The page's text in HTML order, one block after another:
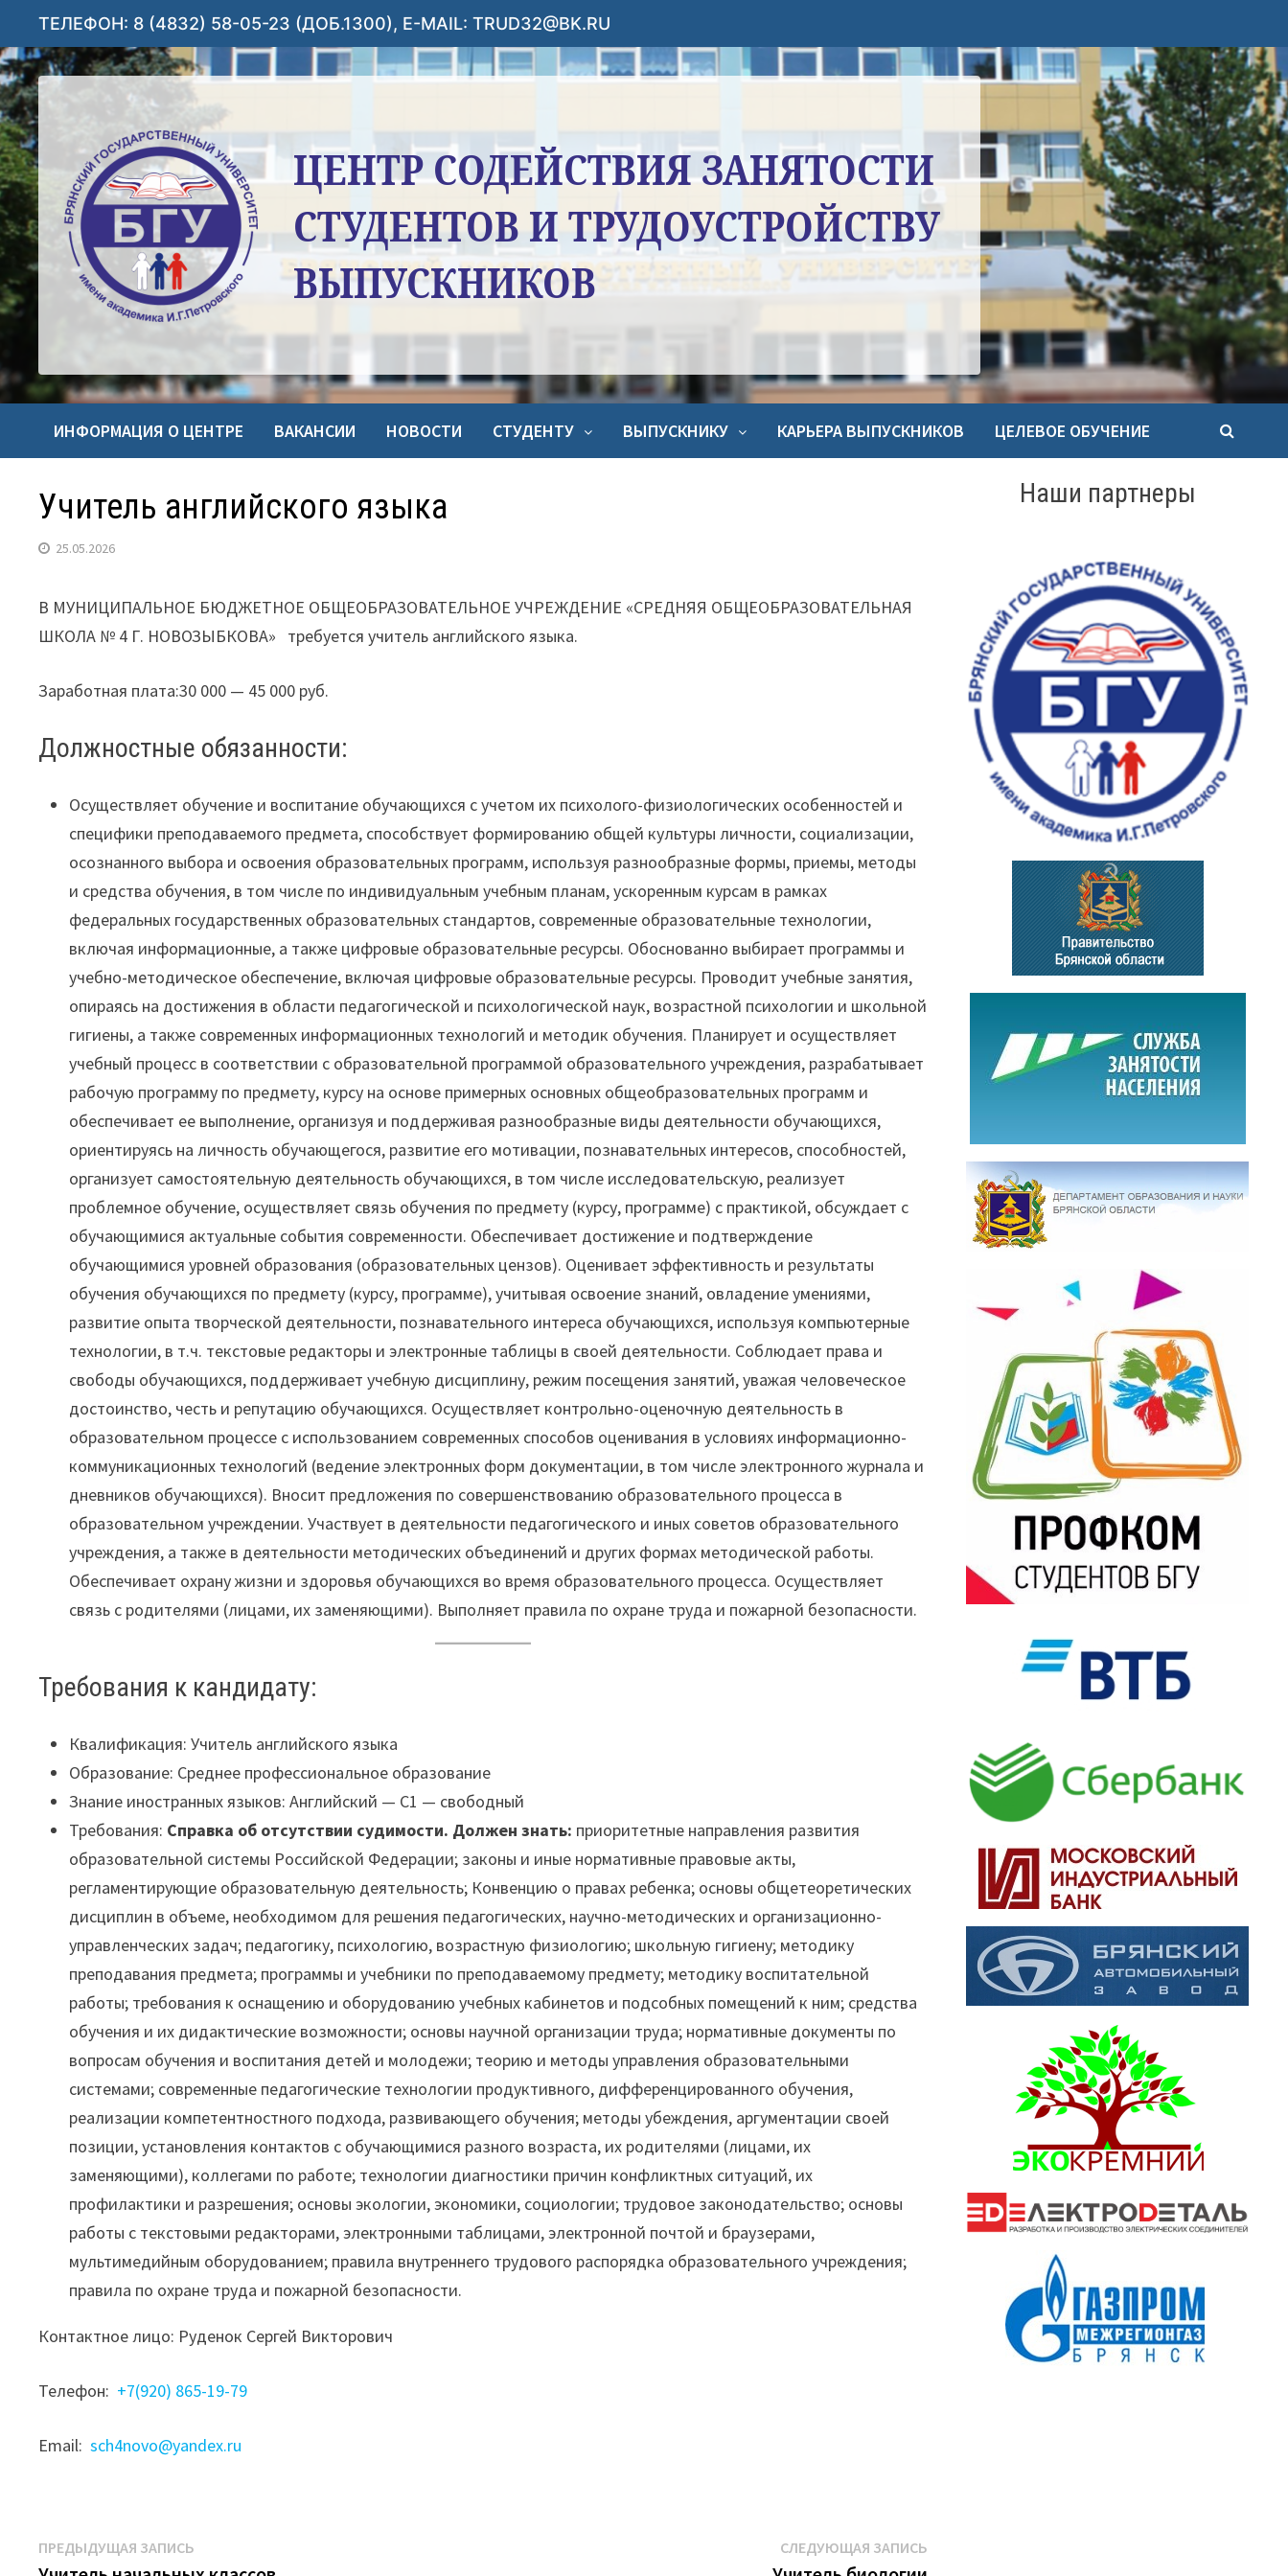
Перейти
содержимому
ТЕЛЕФОН: 8 (4832) 58-05-23 (ДОБ.1300), E-MAIL: TRUD32@BK.RU
ИНФОРМАЦИЯ О ЦЕНТРЕ ВАКАНСИИ НОВОСТИ СТУДЕНТУ ВЫПУСКНИКУ КАРЬЕРА ВЫПУСКНИКОВ ЦЕЛЕВОЕ ОБУЧЕНИЕ
Учитель английского языка
25.05.2026
В МУНИЦИПАЛЬНОЕ БЮДЖЕТНОЕ ОБЩЕОБРАЗОВАТЕЛЬНОЕ УЧРЕЖДЕНИЕ «СРЕДНЯЯ ОБЩЕОБРАЗОВАТЕЛЬНАЯ
ШКОЛА № 4 Г. НОВОЗЫБКОВА» требуется учитель английского языка.
Заработная плата:30 000 — 45 000 руб.
Должностные обязанности:
Осуществляет обучение и воспитание обучающихся с учетом их психолого-физиологических особенностей и
специфики преподаваемого предмета, способствует формированию общей культуры личности, социализации,
осознанного выбора и освоения образовательных программ, используя разнообразные формы, приемы, методы
и средства обучения, в том числе по индивидуальным учебным планам, ускоренным курсам в рамках
федеральных государственных образовательных стандартов, современные образовательные технологии,
включая информационные, а также цифровые образовательные ресурсы. Обоснованно выбирает программы и
учебно-методическое обеспечение, включая цифровые образовательные ресурсы. Проводит учебные занятия,
опираясь на достижения в области педагогической и психологической наук, возрастной психологии и школьной
гигиены, а также современных информационных технологий и методик обучения. Планирует и осуществляет
учебный процесс в соответствии с образовательной программой образовательного учреждения, разрабатывает
рабочую программу по предмету, курсу на основе примерных основных общеобразовательных программ и
обеспечивает ее выполнение, организуя и поддерживая разнообразные виды деятельности обучающихся,
ориентируясь на личность обучающегося, развитие его мотивации, познавательных интересов, способностей,
организует самостоятельную деятельность обучающихся, в том числе исследовательскую, реализует
проблемное обучение, осуществляет связь обучения по предмету (курсу, программе) с практикой, обсуждает с
обучающимися актуальные события современности. Обеспечивает достижение и подтверждение
обучающимися уровней образования (образовательных цензов). Оценивает эффективность и результаты
обучения обучающихся по предмету (курсу, программе), учитывая освоение знаний, овладение умениями,
развитие опыта творческой деятельности, познавательного интереса обучающихся, используя компьютерные
технологии, в т.ч. текстовые редакторы и электронные таблицы в своей деятельности. Соблюдает права и
свободы обучающихся, поддерживает учебную дисциплину, режим посещения занятий, уважая человеческое
достоинство, честь и репутацию обучающихся. Осуществляет контрольно-оценочную деятельность в
образовательном процессе с использованием современных способов оценивания в условиях информационно-
коммуникационных технологий (ведение электронных форм документации, в том числе электронного журнала и
дневников обучающихся). Вносит предложения по совершенствованию образовательного процесса в
образовательном учреждении. Участвует в деятельности педагогического и иных советов образовательного
учреждения, а также в деятельности методических объединений и других формах методической работы.
Обеспечивает охрану жизни и здоровья обучающихся во время образовательного процесса. Осуществляет
связь с родителями (лицами, их заменяющими). Выполняет правила по охране труда и пожарной безопасности.
Требования к кандидату:
Квалификация: Учитель английского языка
Образование: Среднее профессиональное образование
Знание иностранных языков: Английский — C1 — свободный
Требования: Справка об отсутствии судимости. Должен знать: приоритетные направления развития
образовательной системы Российской Федерации; законы и иные нормативные правовые акты,
регламентирующие образовательную деятельность; Конвенцию о правах ребенка; основы общетеоретических
дисциплин в объеме, необходимом для решения педагогических, научно-методических и организационно-
управленческих задач; педагогику, психологию, возрастную физиологию; школьную гигиену; методику
преподавания предмета; программы и учебники по преподаваемому предмету; методику воспитательной
работы; требования к оснащению и оборудованию учебных кабинетов и подсобных помещений к ним; средства
обучения и их дидактические возможности; основы научной организации труда; нормативные документы по
вопросам обучения и воспитания детей и молодежи; теорию и методы управления образовательными
системами; современные педагогические технологии продуктивного, дифференцированного обучения,
реализации компетентностного подхода, развивающего обучения; методы убеждения, аргументации своей
позиции, установления контактов с обучающимися разного возраста, их родителями (лицами, их
заменяющими), коллегами по работе; технологии диагностики причин конфликтных ситуаций, их
профилактики и разрешения; основы экологии, экономики, социологии; трудовое законодательство; основы
работы с текстовыми редакторами, электронными таблицами, электронной почтой и браузерами,
мультимедийным оборудованием; правила внутреннего трудового распорядка образовательного учреждения;
правила по охране труда и пожарной безопасности.
Контактное лицо: Руденок Сергей Викторович
Телефон: +7(920) 865-19-79
Email:sch4novo@yandex.ru
Навигация
ПРЕДЫДУЩАЯ ЗАПИСЬ СЛЕДУЮЩАЯ ЗАПИСЬСледующая
Наши партнеры